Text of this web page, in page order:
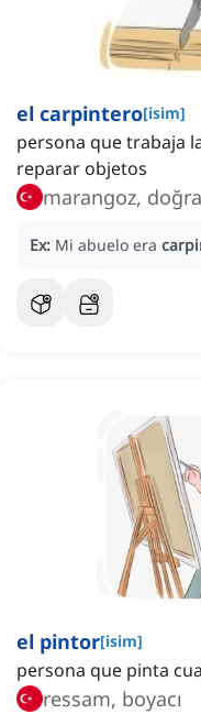
el carpintero[isim]
persona que trabaja
reparar objetos
marangoz,
Ex: Mi abuelo era
el pintor[isim]
persona que pinta
ressam, boyacı